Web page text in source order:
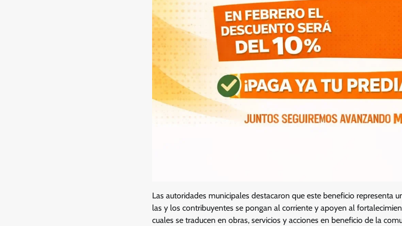
Las autoridades municipales destacaron que este beneficio representa
las y los contribuyentes se pongan al corriente y apoyen al
cuales se traducen en obras, servicios y acciones en beneficio de la